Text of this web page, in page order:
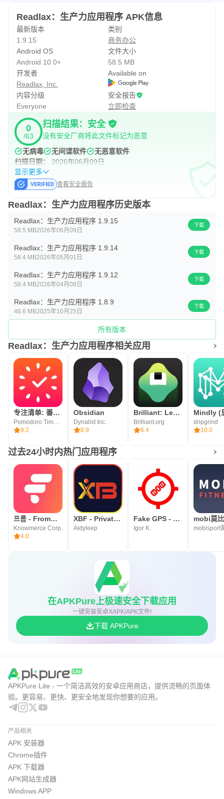
1) 玩脑游戏；
2）阅读带有短语突出显示的书籍和新闻；
3) 测试阅读速度和理解能力。
Readlax 使用阅读和理解测试来衡量您的锻炼进度。为什
么？阅读是我们大脑的一种复杂认知功能，它主动使用工作
记忆、编码和解码图形图像和文字、聚焦、集中注意力和周
边视觉。这些认知技能越发达，阅读和理解的速度就越快。
READLAX 专业定价和条款
我们提供以下专业订阅：
每月：4.99 美元/月
终身：199.99 美元
这些价格适用于美国客户。其他国家/地区的定价可能会有
的当地货币。
隐私政策：
服务条款：
Readlax：生产力应用程序 APK信息
最新版本
1.9.15
类别
商务办公
Android OS
Android 10.0+
文件大小
58.5 MB
开发者
Readlax, Inc.
Available on
内容分级
Everyone
安全报告
立即检查
0
/63
扫描结果：安全
没有安全厂商将此文件标记为恶意
无病毒
无间谍软件
无恶意软件
扫描日期：
2026年06月09日
显示更多
查看安全报告
Readlax：生产力应用程序历史版本
Readlax：生产力应用程序 1.9.15
58.5 MB2026年06月09日
下载
Readlax：生产力应用程序 1.9.14
58.4 MB2026年05月01日
下载
Readlax：生产力应用程序 1.9.12
58.4 MB2026年04月08日
下载
Readlax：生产力应用程序 1.8.9
46.6 MB2025年10月25日
下载
所有版本
Readlax：生产力应用程序相关应用
专注清单: 番茄钟 & 任务清单「基于番茄工作法」
9.2
Obsidian
Dynalist Inc.
8.9
Brilliant: Learn Math & Coding
Brilliant.org
6.4
dripgrind
10.0
过去24小时内热门应用程序
프롬 - FrommyArti
Knowmerce Corp.
4.0
XBF - Private Proxy Browser
Aldyleep
Fake GPS - FGPS
Igor K.
mobi莫
在APKPure上极速安全下载应用
一键安装安卓XAPK/APK文件!
下载 APKPure
APKPure Lite - 一个简洁高效的安卓应用商店，提供流畅的页面体
验。更容易、更快、更安全地发现你想要的应用。
产品相关
APK 安装器
Chrome插件
APK 下载器
APK网站生成器
Windows APP